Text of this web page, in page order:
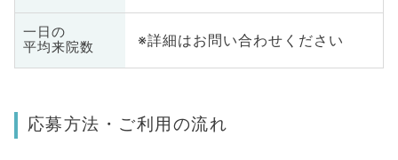
一日の
平均来院数
※詳細はお問い合わせください
応募方法・ご利用の流れ